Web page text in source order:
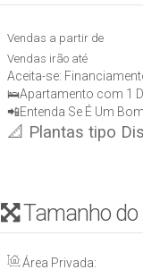
Vendas a partir de
Vendas irão até
Aceita-se:
🛌Apartamento com 1
📲Entenda Se É Um
📐 Plantas tipo
Tamanho do
Área Privada: